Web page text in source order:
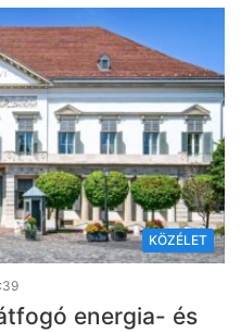
KÖZÉLET
energia- és